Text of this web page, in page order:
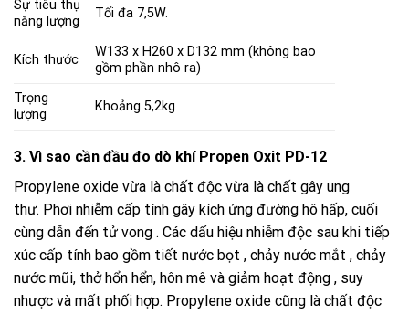
Sự tiêu thụ
năng lượng
Tối đa 7,5W.
Kích thước
W133 x H260 x D132 mm (không bao
gồm phần nhô ra)
Trọng
lượng
Khoảng 5,2kg
3. Vì sao cần đầu đo dò khí Propen Oxit PD-12
Propylene oxide vừa là chất độc vừa là chất gây ung
thư. Phơi nhiễm cấp tính gây kích ứng đường hô hấp, cuối
cùng dẫn đến tử vong . Các dấu hiệu nhiễm độc sau khi tiếp
xúc cấp tính bao gồm tiết nước bọt , chảy nước mắt , chảy
nước mũi, thở hổn hển, hôn mê và giảm hoạt động , suy
nhược và mất phối hợp. Propylene oxide cũng là chất độc